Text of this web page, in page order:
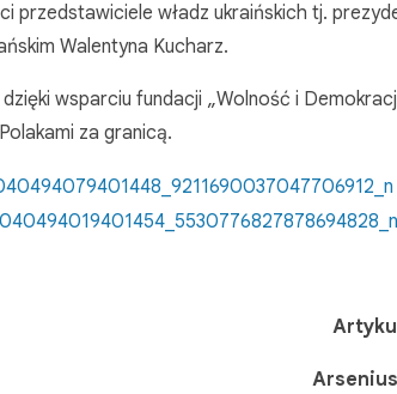
przedstawiciele władz ukraińskich tj.
Walentyna Kucharz.
wsparciu fundacji „Wolność i
za granicą.